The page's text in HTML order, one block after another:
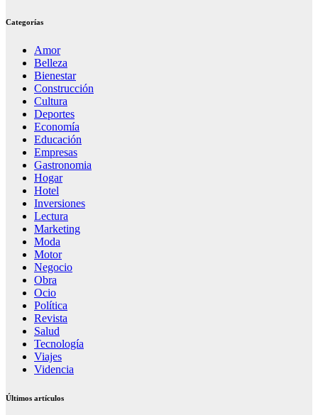
Categorías
Amor
Belleza
Bienestar
Construcción
Cultura
Deportes
Economía
Educación
Empresas
Gastronomia
Hogar
Hotel
Inversiones
Lectura
Marketing
Moda
Motor
Negocio
Obra
Ocio
Política
Revista
Salud
Tecnología
Viajes
Videncia
Últimos artículos